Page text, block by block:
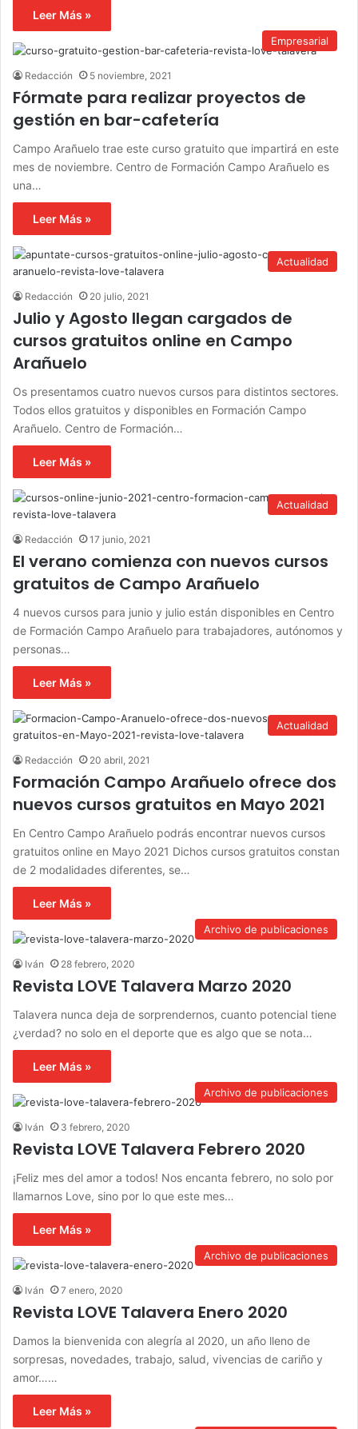
Leer Más »
Empresarial
Redacción 5 noviembre, 2021
Fórmate para realizar proyectos de
gestión en bar-cafetería
Campo Arañuelo trae este curso gratuito que impartirá en este
mes de noviembre. Centro de Formación Campo Arañuelo es
una…
Leer Más »
Actualidad
Redacción 20 julio, 2021
Julio y Agosto llegan cargados de
cursos gratuitos online en Campo
Arañuelo
Os presentamos cuatro nuevos cursos para distintos sectores.
Todos ellos gratuitos y disponibles en Formación Campo
Arañuelo. Centro de Formación…
Leer Más »
Actualidad
Redacción 17 junio, 2021
El verano comienza con nuevos cursos
gratuitos de Campo Arañuelo
4 nuevos cursos para junio y julio están disponibles en Centro
de Formación Campo Arañuelo para trabajadores, autónomos y
personas…
Leer Más »
Actualidad
Redacción 20 abril, 2021
Formación Campo Arañuelo ofrece dos
nuevos cursos gratuitos en Mayo 2021
En Centro Campo Arañuelo podrás encontrar nuevos cursos
gratuitos online en Mayo 2021 Dichos cursos gratuitos constan
de 2 modalidades diferentes, se…
Leer Más »
Archivo de publicaciones
Iván 28 febrero, 2020
Revista LOVE Talavera Marzo 2020
Talavera nunca deja de sorprendernos, cuanto potencial tiene
¿verdad? no solo en el deporte que es algo que se nota…
Leer Más »
Archivo de publicaciones
Iván 3 febrero, 2020
Revista LOVE Talavera Febrero 2020
¡Feliz mes del amor a todos! Nos encanta febrero, no solo por
llamarnos Love, sino por lo que este mes…
Leer Más »
Archivo de publicaciones
Iván 7 enero, 2020
Revista LOVE Talavera Enero 2020
Damos la bienvenida con alegría al 2020, un año lleno de
sorpresas, novedades, trabajo, salud, vivencias de cariño y
amor……
Leer Más »